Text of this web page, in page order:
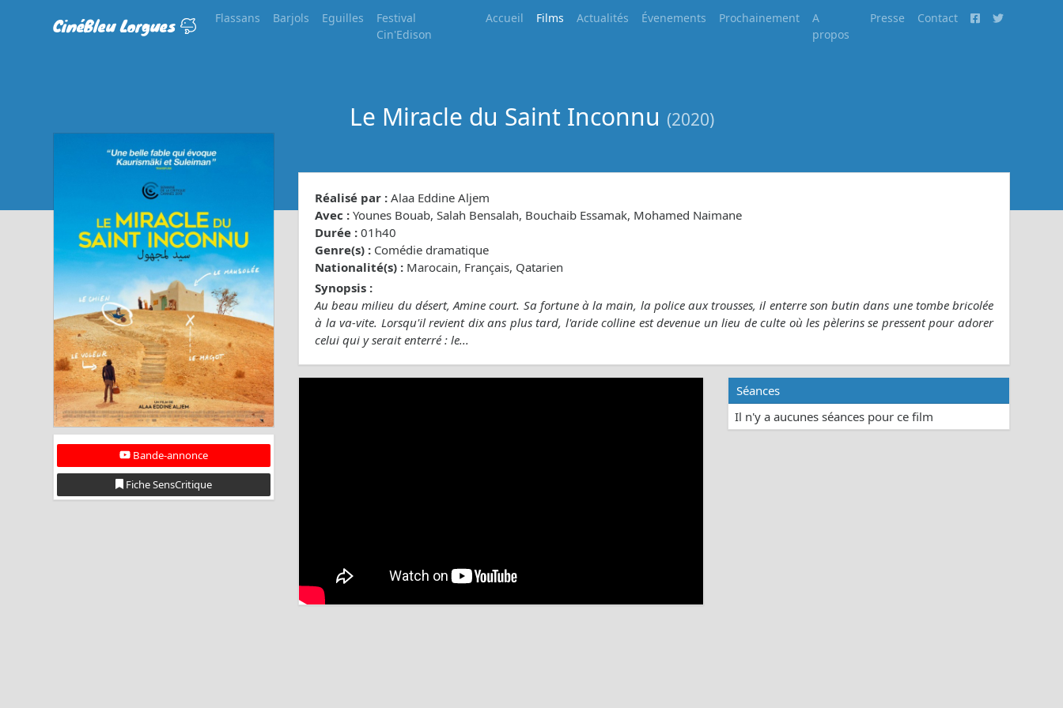
CinéBleu Lorgues Flassans Barjols Eguilles
Festival
Cin'Edison
Accueil Films Actualités Évenements Prochainement
A
propos
Presse Contact
Le Miracle du Saint Inconnu (2020)
Bande-annonce
Fiche SensCritique
Réalisé par : Alaa Eddine Aljem
Avec : Younes Bouab, Salah Bensalah, Bouchaib Essamak, Mohamed Naimane
Durée : 01h40
Genre(s) : Comédie dramatique
Nationalité(s) : Marocain, Français, Qatarien
Synopsis :
Au beau milieu du désert, Amine court. Sa fortune à la main, la police aux trousses, il enterre son butin dans une tombe bricolée
à la va-vite. Lorsqu'il revient dix ans plus tard, l'aride colline est devenue un lieu de culte où les pèlerins se pressent pour adorer
celui qui y serait enterré : le...
Séances
Il n'y a aucunes séances pour ce film